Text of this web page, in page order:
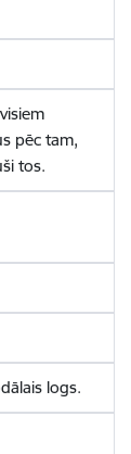
pēc tam,
tos.
logs.